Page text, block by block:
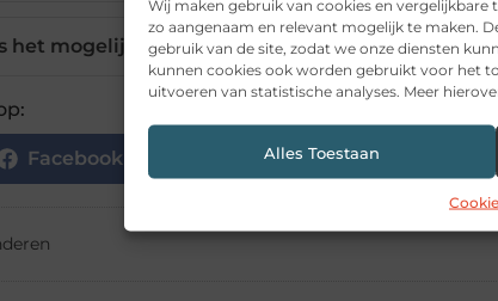
Wij maken gebruik van cookies en
zo aangenaam en relevant mogelijk te maken.
gebruik van de site, zodat we onze diensten
kunnen cookies ook worden gebruikt voor het
uitvoeren van statistische analyses. Meer
Alles Toestaan
het mogelijk een kinderfiets helemaal zelf op te
Facebook Pinterest